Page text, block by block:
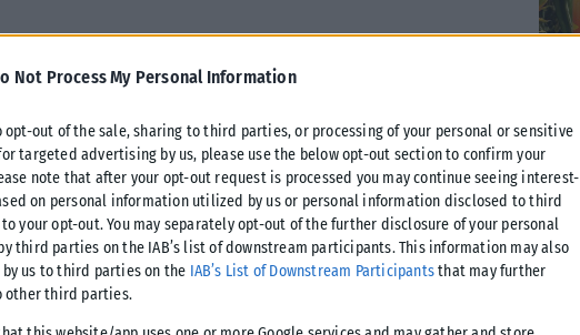
Not Process My Personal Information
opt-out of the sale, sharing to third parties, or processing of your personal or sensitive
targeted advertising by us, please use the below opt-out section to confirm your
note that after your opt-out request is processed you may continue seeing interest-
on personal information utilized by us or personal information disclosed to third
your opt-out. You may separately opt-out of the further disclosure of your personal
third parties on the IAB’s list of downstream participants. This information may also
by us to third parties on the IAB’s List of Downstream Participantsthat may further
other third parties.
πολλοί στις Ηνωμένες Πολιτείες τη χαρακτηρίζουν ήδη
του για το UFC. Η σχέση του με τη διοργάνωση ξεκινά
καζίνο του στο Atlantic City, σε μια εποχή που το άθλημα